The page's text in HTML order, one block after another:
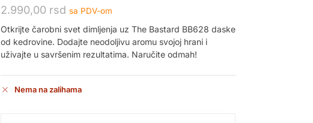
2.990,00 rsd sa PDV-om
Otkrijte čarobni svet dimljenja uz The Bastard BB628 daske
od kedrovine. Dodajte neodoljivu aromu svojoj hrani i
uživajte u savršenim rezultatima. Naručite odmah!
Nema na zalihama